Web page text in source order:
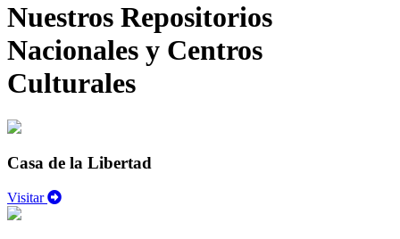
Nuestros Repositorios
Nacionales y Centros
Culturales
Casa de la Libertad
Visitar